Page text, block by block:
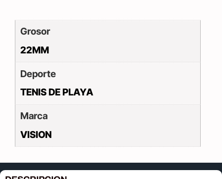
Grosor
22MM
Deporte
TENIS DE PLAYA
Marca
VISION